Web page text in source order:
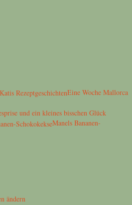
Eine Woche Mallorca
und ein kleines bisschen Glück
Manels Bananen-
ändern